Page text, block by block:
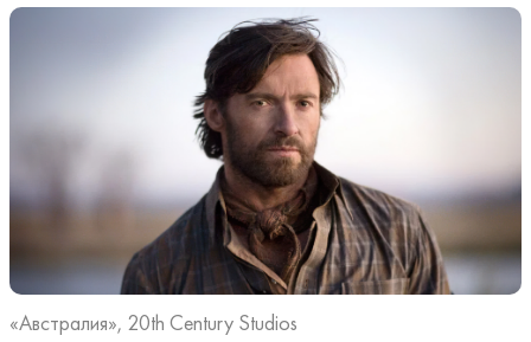
«Австралия», 20th Century Studios